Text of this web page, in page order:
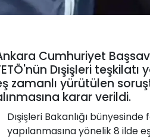
Cumhuriyet
Dışişleri
zamanlı yürütülen
karar verildi.
Dışişleri Bakanlığı
yapılanmasına yönelik 8 ilde